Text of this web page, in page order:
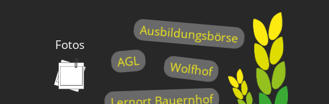
Fotos Ausbildungsbörse
AGL Wolfhof